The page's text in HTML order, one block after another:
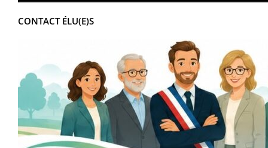
CONTACT ÉLU(E)S